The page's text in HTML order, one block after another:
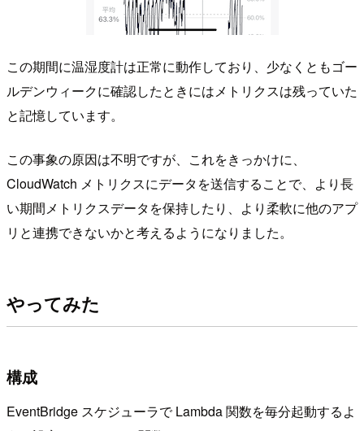
この期間に温湿度計は正常に動作しており、少なくともゴー
ルデンウィークに確認したときにはメトリクスは残っていた
と記憶しています。
この事象の原因は不明ですが、これをきっかけに、
CloudWatch メトリクスにデータを送信することで、より長
い期間メトリクスデータを保持したり、より柔軟に他のアプ
リと連携できないかと考えるようになりました。
やってみた
構成
EventBridge スケジューラで Lambda 関数を毎分起動するよ